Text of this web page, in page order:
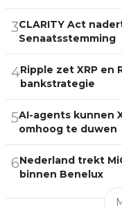
3CLARITY Act
Senaatsstemming
4Ripple zet XRP en
bankstrategie
5AI-agents kunnen
omhoog te duwen
6Nederland trekt
binnen Benelux